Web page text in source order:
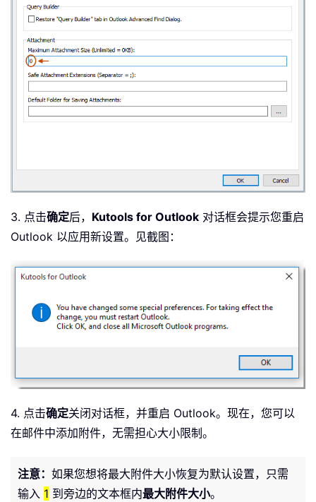
3. 点击确定后， Kutools for Outlook 对话框会提示您重启
Outlook 以应用新设置。见截图：
4. 点击确定关闭对话框，并重启 Outlook。现在，您可以
在邮件中添加附件，无需担心大小限制。
注意： 如果您想将最大附件大小恢复为默认设置，只需
输入 1 到旁边的文本框内最大附件大小。